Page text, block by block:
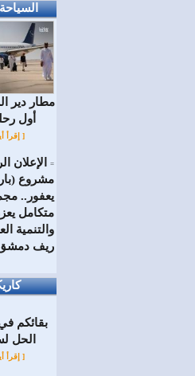
مطار دير
أول
[ إقرأ
=
مشروع
يعفور..
متكامل
والتنمية
ريف
بقائكم
الحل
[ إقرأ